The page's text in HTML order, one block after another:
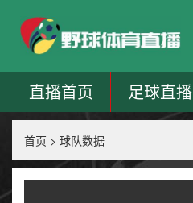
直播首页 足球直播
首页 > 球队数据